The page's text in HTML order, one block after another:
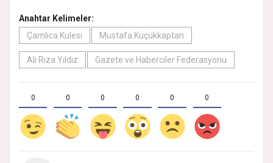
Anahtar Kelimeler:
Çamlıca Kulesi
Mustafa Küçükkaptan
Ali Rıza Yıldız Gazete ve Haberciler Federasyonu
0 0 0 0 0 0